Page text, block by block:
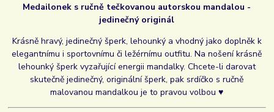
Medailonek s ručně tečkovanou autorskou mandalou -
jedinečný originál
Krásně hravý, jedinečný šperk, lehounký a vhodný jako doplněk k
elegantnímu i sportovnímu či ležérnímu outfitu. Na nošení krásně
lehounký šperk vyzařující energii mandalky. Chcete-li darovat
skutečně jedinečný, originální šperk, pak srdíčko s ručně
malovanou mandalkou je to pravou volbou ♥